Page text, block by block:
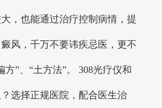
，也能通过治疗控制病情，提
风，千万不要讳疾忌医，更不
方”、“土方法”。 308光疗仪和
选择正规医院，配合医生治